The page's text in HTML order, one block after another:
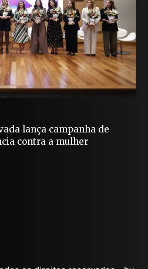
lança campanha de
contra a mulher